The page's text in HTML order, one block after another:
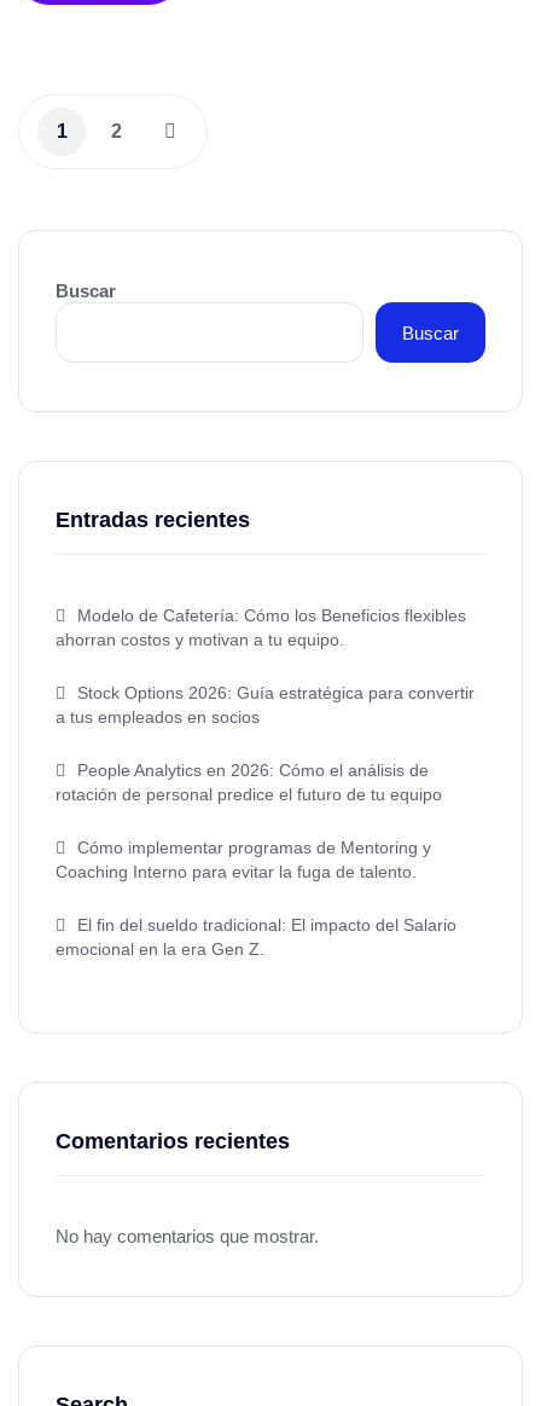
1 2
Buscar
Buscar
Entradas recientes
Modelo de Cafetería: Cómo los Beneficios flexibles
ahorran costos y motivan a tu equipo.
Stock Options 2026: Guía estratégica para convertir
a tus empleados en socios
People Analytics en 2026: Cómo el análisis de
rotación de personal predice el futuro de tu equipo
Cómo implementar programas de Mentoring y
Coaching Interno para evitar la fuga de talento.
El fin del sueldo tradicional: El impacto del Salario
emocional en la era Gen Z.
Comentarios recientes
No hay comentarios que mostrar.